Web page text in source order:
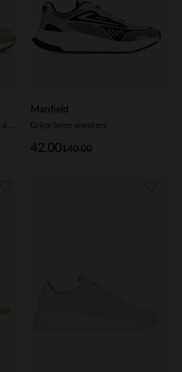
Manfield
Grijze leren sneakers
140.00
42.00